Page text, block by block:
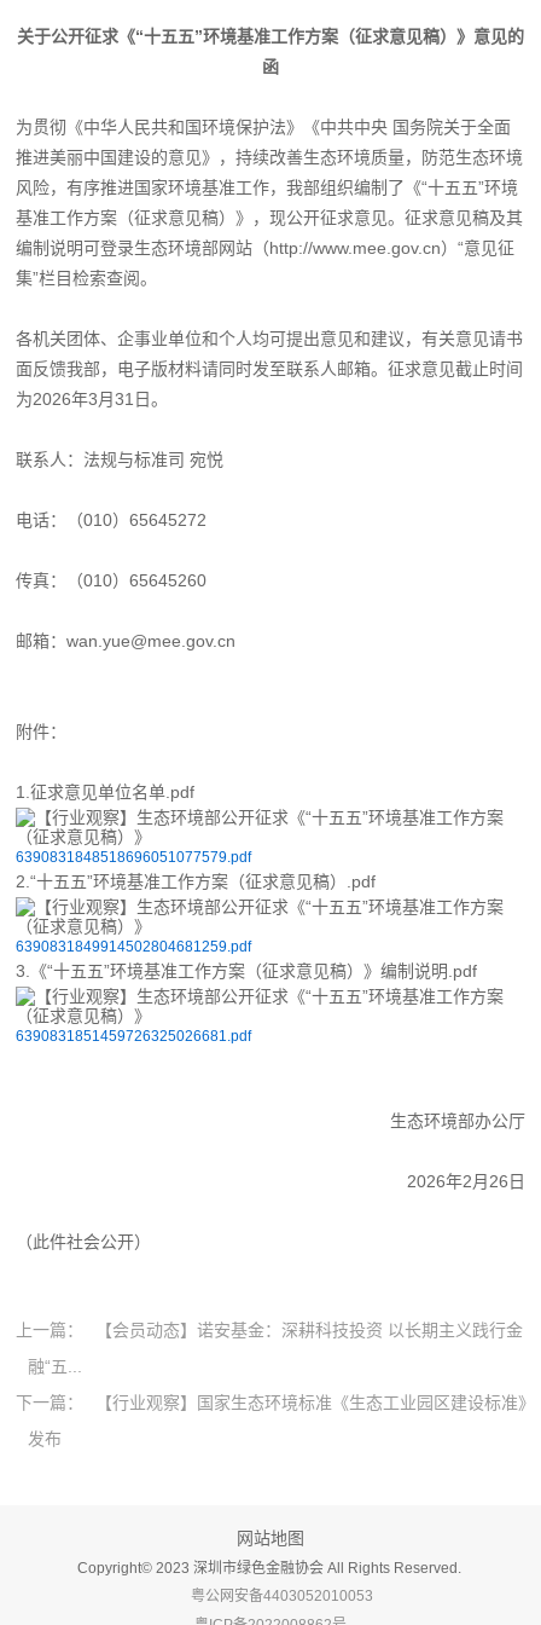
关于公开征求《“十五五”环境基准工作方案（征求意见稿）》意见的
函
为贯彻《中华人民共和国环境保护法》《中共中央 国务院关于全面
推进美丽中国建设的意见》，持续改善生态环境质量，防范生态环境
风险，有序推进国家环境基准工作，我部组织编制了《“十五五”环境
基准工作方案（征求意见稿）》，现公开征求意见。征求意见稿及其
编制说明可登录生态环境部网站（http://www.mee.gov.cn）“意见征
集”栏目检索查阅。
各机关团体、企事业单位和个人均可提出意见和建议，有关意见请书
面反馈我部，电子版材料请同时发至联系人邮箱。征求意见截止时间
为2026年3月31日。
联系人：法规与标准司 宛悦
电话：（010）65645272
传真：（010）65645260
邮箱：wan.yue@mee.gov.cn
附件：
1.征求意见单位名单.pdf
6390831848518696051077579.pdf
2.“十五五”环境基准工作方案（征求意见稿）.pdf
6390831849914502804681259.pdf
3.《“十五五”环境基准工作方案（征求意见稿）》编制说明.pdf
6390831851459726325026681.pdf
生态环境部办公厅
2026年2月26日
（此件社会公开）
上一篇：
【会员动态】诺安基金：深耕科技投资 以长期主义践行金
融“五...
下一篇：
【行业观察】国家生态环境标准《生态工业园区建设标准》
发布
网站地图
Copyright©️ 2023 深圳市绿色金融协会 All Rights Reserved.
粤公网安备4403052010053